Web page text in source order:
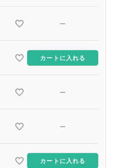
—
カートに入れる
—
—
カートに入れる